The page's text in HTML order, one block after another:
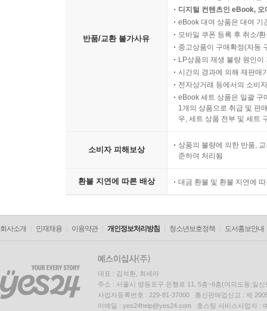
반품/교환 불가사유
디지털 컨텐츠인 eBook,
eBook 대여 상품은 대여 기
모바일 쿠폰 등록 후 취소/
중고상품이 구매확정(자동
LP상품의 재생 불량 원인
시간의 경과에 의해 재판매
전자상거래 등에서의 소비
eBook 세트 상품은 일괄 구
1개의 상품으로 취급 및 판
우, 세트 상품 전부 및 세트
소비자 피해보상
상품의 불량에 의한 반품,
준하여 처리됨
환불 지연에 따른 배상 대금 환불 및 환불 지연에
회사소개 인재채용 이용약관 개인정보처리방침 청소년보호정책 도서홍보안내
대표 : 김석환, 최세라
주소 : 서울시 영등포구 은행로 11, 5층~6층(여의도동,일신
사업자등록번호 : 229-81-37000 통신판매업신고 : 제
이메일 : yes24help@yes24.com 호스팅 서비스사업자 :